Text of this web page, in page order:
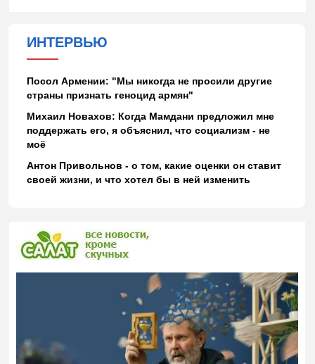
ИНТЕРВЬЮ
Посол Армении: "Мы никогда не просили другие
страны признать геноцид армян"
Михаил Новахов: Когда Мамдани предложил мне
поддержать его, я объяснил, что социализм - не
моё
Антон Привольнов - о том, какие оценки он ставит
своей жизни, и что хотел бы в ней изменить